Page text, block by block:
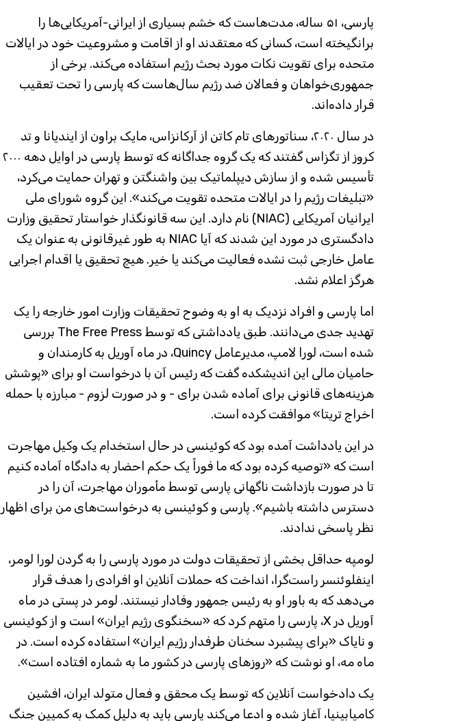
پارسی، ۵۱ ساله، مدت‌هاست که خشم بسیاری از ایرانی-آمریکایی‌ها را
برانگیخته است، کسانی که معتقدند او از اقامت و مشروعیت خود در ایالات
متحده برای تقویت نکات مورد بحث رژیم استفاده می‌کند. برخی از
جمهوری‌خواهان و فعالان ضد رژیم سال‌هاست که پارسی را تحت تعقیب
قرار داده‌اند.
در سال ۲۰۲۰، سناتورهای تام کاتن از آرکانزاس، مایک براون از ایندیانا و تد
کروز از تگزاس گفتند که یک گروه جداگانه که توسط پارسی در اوایل دهه ۲۰۰۰
تأسیس شده و از سازش دیپلماتیک بین واشنگتن و تهران حمایت می‌کرد،
«تبلیغات رژیم را در ایالات متحده تقویت می‌کند». این گروه شورای ملی
ایرانیان آمریکایی (NIAC) نام دارد. این سه قانونگذار خواستار تحقیق وزارت
دادگستری در مورد این شدند که آیا NIAC به طور غیرقانونی به عنوان یک
عامل خارجی ثبت نشده فعالیت می‌کند یا خیر. هیچ تحقیق یا اقدام اجرایی
هرگز اعلام نشد.
اما پارسی و افراد نزدیک به او به وضوح تحقیقات وزارت امور خارجه را یک
تهدید جدی می‌دانند. طبق یادداشتی که توسط The Free Press بررسی
شده است، لورا لامپ، مدیرعامل Quincy، در ماه آوریل به کارمندان و
حامیان مالی این اندیشکده گفت که رئیس آن با درخواست او برای «پوشش
هزینه‌های قانونی برای آماده شدن برای - و در صورت لزوم - مبارزه با حمله
اخراج تریتا» موافقت کرده است.
در این یادداشت آمده بود که کوئینسی در حال استخدام یک وکیل مهاجرت
است که «توصیه کرده بود که ما فوراً یک حکم احضار به دادگاه آماده کنیم
تا در صورت بازداشت ناگهانی پارسی توسط مأموران مهاجرت، آن را در
دسترس داشته باشیم». پارسی و کوئینسی به درخواست‌های من برای اظهار
نظر پاسخی ندادند.
لومپه حداقل بخشی از تحقیقات دولت در مورد پارسی را به گردن لورا لومر،
اینفلوئنسر راست‌گرا، انداخت که حملات آنلاین او افرادی را هدف قرار
می‌دهد که به باور او به رئیس جمهور وفادار نیستند. لومر در پستی در ماه
آوریل در X، پارسی را متهم کرد که «سخنگوی رژیم ایران» است و از کوئینسی
و نایاک «برای پیشبرد سخنان طرفدار رژیم ایران» استفاده کرده است. در
ماه مه، او نوشت که «روزهای پارسی در کشور ما به شماره افتاده است».
یک دادخواست آنلاین که توسط یک محقق و فعال متولد ایران، افشین
کامیابینیا، آغاز شده و ادعا می‌کند پارسی باید به دلیل کمک به کمپین جنگ